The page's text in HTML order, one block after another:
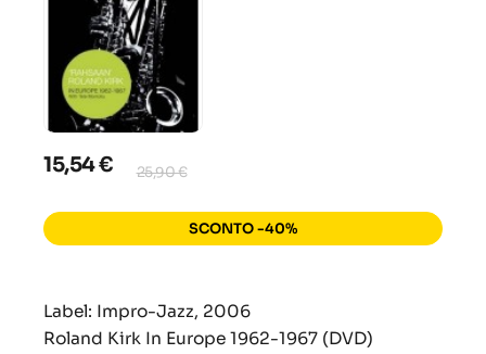
15,54 € 25,90 €
SCONTO -40%
Label: Impro-Jazz, 2006
Roland Kirk In Europe 1962-1967 (DVD)